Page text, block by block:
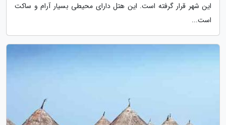
این شهر قرار گرفته است. این هتل دارای محیطی بسیار آرام و ساکت
است...